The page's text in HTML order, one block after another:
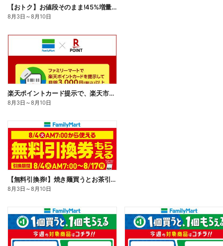
【おトク】お値段そのまま!45%増量作戦!
8月3日 ～8月10日
楽天ポイントカード提示で、楽天市場でのお買い物がおトクに!
8月3日 ～8月10日
【無料引換券!】焼き麺買うとお茶引換券貰える!
8月3日 ～8月10日